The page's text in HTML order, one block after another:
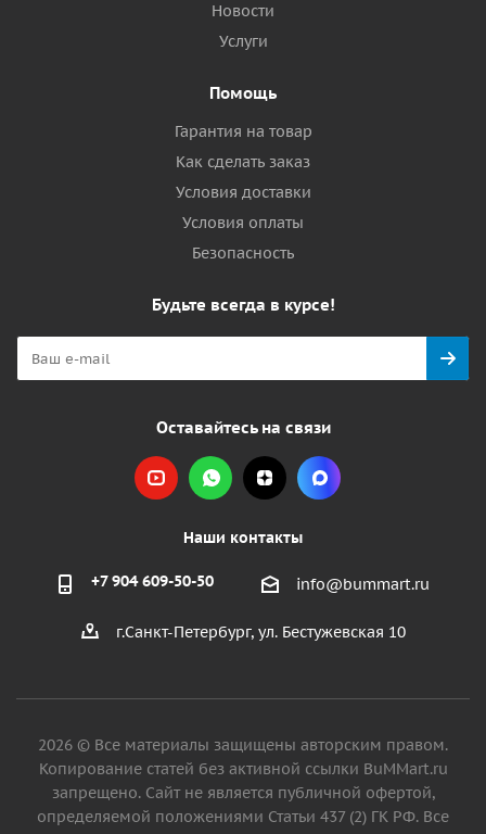
Новости
Услуги
Помощь
Гарантия на товар
Как сделать заказ
Условия доставки
Условия оплаты
Безопасность
Будьте всегда в курсе!
Оставайтесь на связи
Наши контакты
+7 904 609-50-50 info@bummart.ru
г.Санкт-Петербург, ул. Бестужевская 10
2026 © Все материалы защищены авторским правом.
Копирование статей без активной ссылки BuMMart.ru
запрещено. Сайт не является публичной офертой,
определяемой положениями Статьи 437 (2) ГК РФ. Все